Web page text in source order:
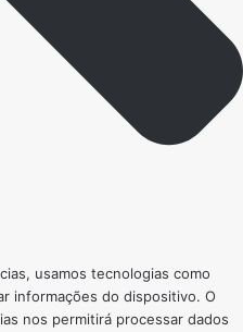
usamos tecnologias como
informações do dispositivo. O
nos permitirá processar dados